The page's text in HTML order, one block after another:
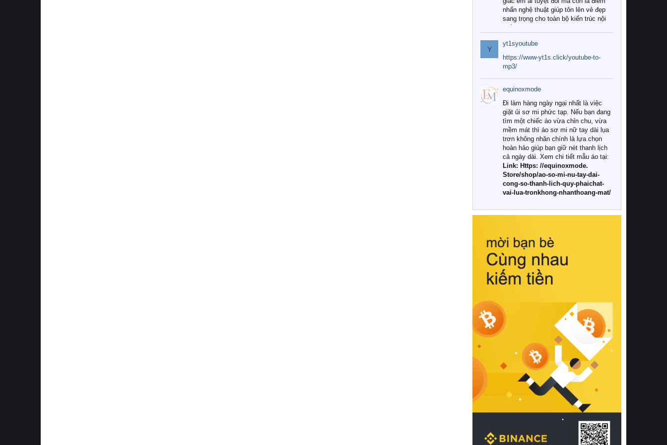
nhấn nghệ thuật giúp tôn lên vẻ đẹp
sang trọng cho toàn bộ kiến trúc nội
Tuy nhiên, giữa thị trường đa dạng
với vô vàn thương hiệu và mẫu mã
như hiện nay, làm thế nào để chọn
được những bộ chăn ga gối đệm cao
cấp thực sự chất lượng, phù hợp với
khí hậu và nhu cầu sử dụng của gia
đình? Hãy cùng chúng tôi đi tìm lời
giải đáp chi tiết qua bài viết dưới đây.
1. Tại sao các gia đình hiện đại lại ưa
chuộng chăn ga gối đệm cao cấp?
Khác với các dòng sản phẩm thông
thường, những bộ chăn ga gối đệm
cao cấp trải qua quy trình sản xuất
nghiêm ngặt từ khâu chọn lọc nguyên
liệu tự nhiên đến công nghệ dệt
nhuộm hiện đại không chứa hóa chất
này, bạn sẽ cảm nhận rõ rệt sự khác
hồi chuẩn xác của phần đệm nâng đỡ
cột sống.
Bên cạnh đó, việc lựa chọn các dòng
sản phẩm đạt chuẩn chất lượng quốc
tế còn giúp ngăn ngừa tình trạng kích
khuẩn và nấm mốc trong điều kiện
thời tiết nóng ẩm. Bạn có thể tìm hiểu
thêm các nghiên cứu khoa học về tác
động của giấc ngủ và môi trường
phòng ngủ đối với sức khỏe con
người tại Sleep Foundation (External
Link) để có cái nhìn toàn diện hơn.
2. Các tiêu chí vàng khi lựa chọn
chăn ga gối đệm cao cấp cho phòng
ngủ
Để sở hữu một bộ chăn ga gối đệm
cao cấp hoàn hảo cả về thẩm mỹ lẫn
công năng, người tiêu dùng cần cân
nhắc kỹ lưỡng các tiêu chí quan trọng
Y
yt1syoutube
https://www-yt1s.click/youtube-to-
mp3/
equinoxmode
Đi làm hàng ngày ngại nhất là việc
giặt ủi sơ mi phức tạp. Nếu bạn đang
tìm một chiếc áo vừa chỉn chu, vừa
mềm mát thì áo sơ mi nữ tay dài lụa
trơn không nhăn chính là lựa chọn
hoàn hảo giúp bạn giữ nét thanh lịch
cả ngày dài. Xem chi tiết mẫu áo tại:
Link: Https: //equinoxmode.
Store/shop/ao-so-mi-nu-tay-dai-
cong-so-thanh-lich-quy-phaichat-
vai-lua-tronkhong-nhanthoang-mat/